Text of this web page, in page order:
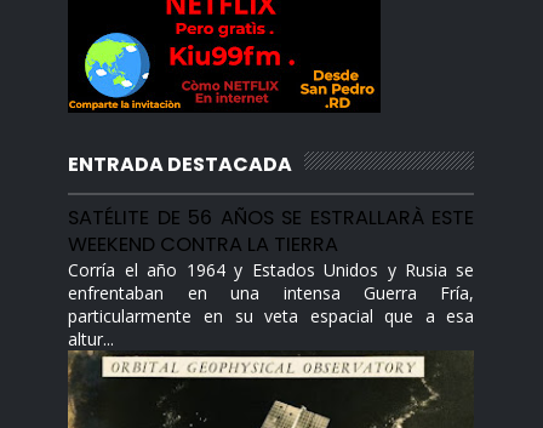
ENTRADA DESTACADA
SATÉLITE DE 56 AÑOS SE ESTRALLARÀ ESTE
WEEKEND CONTRA LA TIERRA
Corría el año 1964 y Estados Unidos y Rusia se
enfrentaban en una intensa Guerra Fría,
particularmente en su veta espacial que a esa
altur...